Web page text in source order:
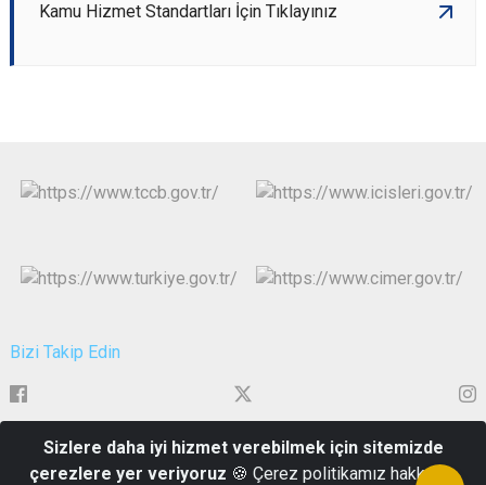
Kamu Hizmet Standartları İçin Tıklayınız
Bizi Takip Edin
Alitaşı Mahallesi Atatürk Bulvarı No.144
Sizlere daha iyi hizmet verebilmek için sitemizde
çerezlere yer veriyoruz 🍪 Çerez politikamız hakkında